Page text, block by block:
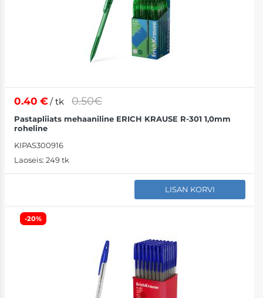
0.40 €/ tk 0.50€
Pastapliiats mehaaniline ERICH KRAUSE R-301 1,0mm
roheline
KIPAS300916
Laoseis: 249 tk
LISAN KORVI
-20%